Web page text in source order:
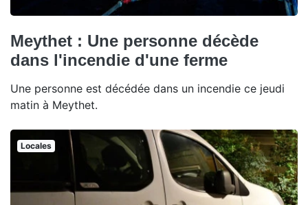
Meythet : Une personne décède
dans l'incendie d'une ferme
Une personne est décédée dans un incendie ce jeudi
matin à Meythet.
Locales